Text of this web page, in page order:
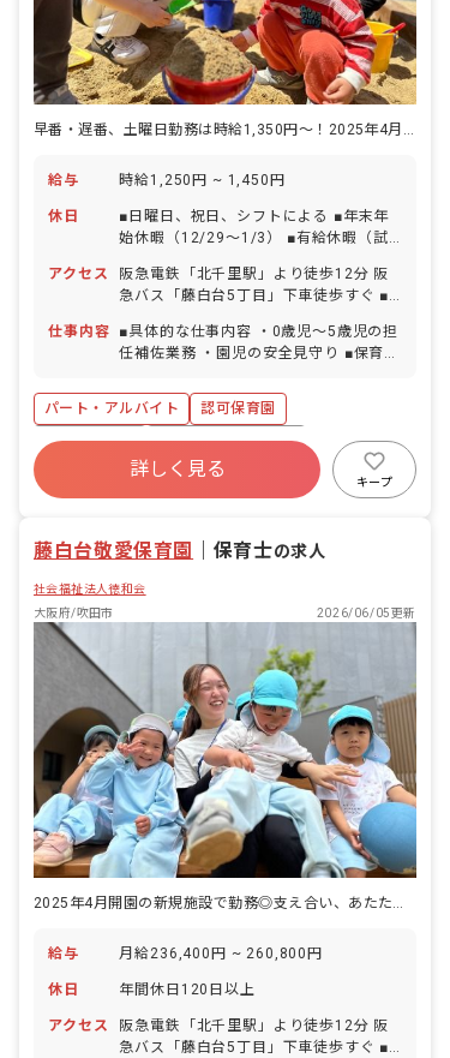
早番・遅番、土曜日勤務は時給1,350円〜！2025年4月1日開園！
給与 時給1,250円 ~ 1,450円
休日
■日曜日、祝日、シフトによる ■年末年
始休暇（12/29～1/3） ■有給休暇（試
100％／半日単位での取得可／5日以上
の連休相談OK） ■慶弔休暇（条件あり、
特別休暇） ■産前産後・育児休暇（取得
率・復帰率ともに100％） ■看護休暇・
る、遅刻・早退・欠勤などの相談も柔軟
に対応いたします。
アクセス
阪急電鉄「北千里駅」より徒歩12分 阪
急バス「藤白台5丁目」下車徒歩すぐ ■
仕事内容
■具体的な仕事内容 ・0歳児～5歳児の担
任補佐業務 ・園児の安全見守り ■保育理
安全に配慮した環境のもと、こどもたち
の笑顔のため、そして豊かな感性を育む
ため、深い愛情をもって接することを保
育理念としています。 ■保育の特徴 「考
え・表現できる力を育む」 英語・体操・
リトミックや造形など、子どもたちの感
が子ども達と一緒に活動します。
パート・アルバイト
認可保育園
勤務地選択可
ボーナス・賞与あり
社会保険完備
有給
福利厚生充実
詳しく見る
キープ
藤白台敬愛保育園 保育士の求人
社会福祉法人徳和会
大阪府/吹田市
2026/06/05更新
給与 月給236,400円 ~ 260,800円
休日 年間休日120日以上
アクセス
阪急電鉄「北千里駅」より徒歩12分 阪
急バス「藤白台5丁目」下車徒歩すぐ ■